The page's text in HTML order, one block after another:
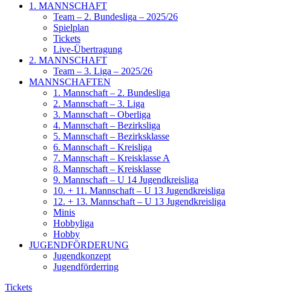
1. MANNSCHAFT
Team – 2. Bundesliga – 2025/26
Spielplan
Tickets
Live-Übertragung
2. MANNSCHAFT
Team – 3. Liga – 2025/26
MANNSCHAFTEN
1. Mannschaft – 2. Bundesliga
2. Mannschaft – 3. Liga
3. Mannschaft – Oberliga
4. Mannschaft – Bezirksliga
5. Mannschaft – Bezirksklasse
6. Mannschaft – Kreisliga
7. Mannschaft – Kreisklasse A
8. Mannschaft – Kreisklasse
9. Mannschaft – U 14 Jugendkreisliga
10. + 11. Mannschaft – U 13 Jugendkreisliga
12. + 13. Mannschaft – U 13 Jugendkreisliga
Minis
Hobbyliga
Hobby
JUGENDFÖRDERUNG
Jugendkonzept
Jugendförderring
Tickets